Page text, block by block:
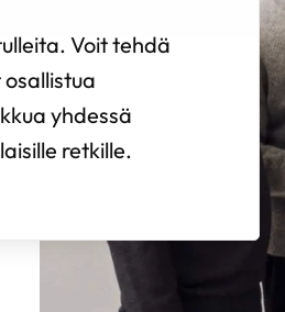
Voit tehdä
osallistua
yhdessä
retkille.